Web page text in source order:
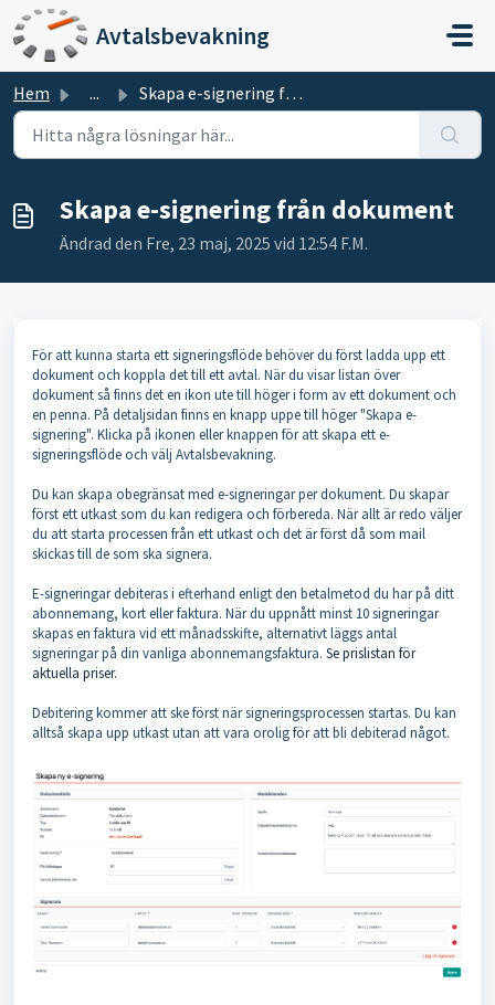
Hoppa över till huvudinnehåll
Avtalsbevakning
Hem ... Skapa e-signering från dokument
Skapa e-signering från dokument
Ändrad den Fre, 23 maj, 2025 vid 12:54 F.M.
För att kunna starta ett signeringsflöde behöver du först ladda upp ett
dokument och koppla det till ett avtal. När du visar listan över
dokument så finns det en ikon ute till höger i form av ett dokument och
en penna. På detaljsidan finns en knapp uppe till höger "Skapa e-
signering". Klicka på ikonen eller knappen för att skapa ett e-
signeringsflöde och välj Avtalsbevakning.
Du kan skapa obegränsat med e-signeringar per dokument. Du skapar
först ett utkast som du kan redigera och förbereda. När allt är redo väljer
du att starta processen från ett utkast och det är först då som mail
skickas till de som ska signera.
E-signeringar debiteras i efterhand enligt den betalmetod du har på ditt
abonnemang, kort eller faktura. När du uppnått minst 10 signeringar
skapas en faktura vid ett månadsskifte, alternativt läggs antal
signeringar på din vanliga abonnemangsfaktura. Se prislistan för
aktuella priser.
Debitering kommer att ske först när signeringsprocessen startas. Du kan
alltså skapa upp utkast utan att vara orolig för att bli debiterad något.